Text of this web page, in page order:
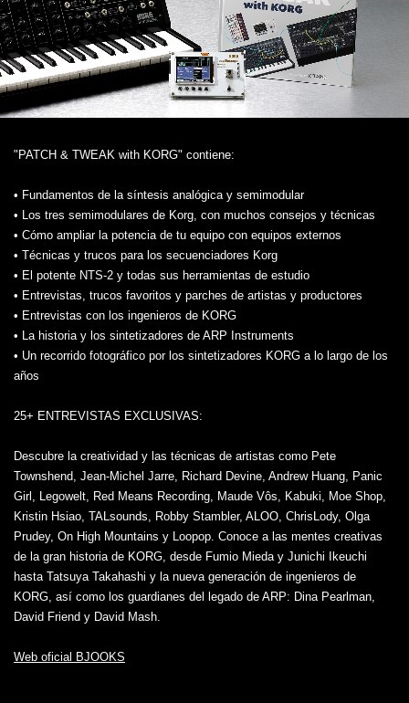
"PATCH & TWEAK with KORG" contiene:
• Fundamentos de la síntesis analógica y semimodular
• Los tres semimodulares de Korg, con muchos consejos y técnicas
• Cómo ampliar la potencia de tu equipo con equipos externos
• Técnicas y trucos para los secuenciadores Korg
• El potente NTS-2 y todas sus herramientas de estudio
• Entrevistas, trucos favoritos y parches de artistas y productores
• Entrevistas con los ingenieros de KORG
• La historia y los sintetizadores de ARP Instruments
• Un recorrido fotográfico por los sintetizadores KORG a lo largo de los
años
25+ ENTREVISTAS EXCLUSIVAS:
Descubre la creatividad y las técnicas de artistas como Pete
Townshend, Jean-Michel Jarre, Richard Devine, Andrew Huang, Panic
Girl, Legowelt, Red Means Recording, Maude Vôs, Kabuki, Moe Shop,
Kristin Hsiao, TALsounds, Robby Stambler, ALOO, ChrisLody, Olga
Prudey, On High Mountains y Loopop. Conoce a las mentes creativas
de la gran historia de KORG, desde Fumio Mieda y Junichi Ikeuchi
hasta Tatsuya Takahashi y la nueva generación de ingenieros de
KORG, así como los guardianes del legado de ARP: Dina Pearlman,
David Friend y David Mash.
Web oficial BJOOKS